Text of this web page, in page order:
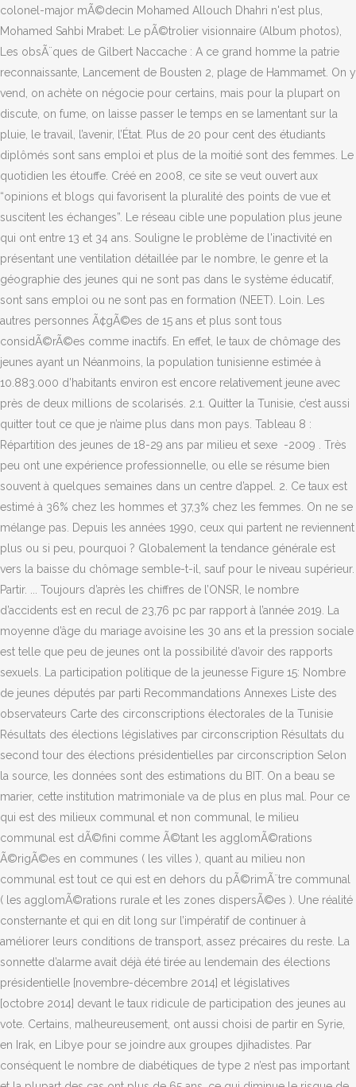
colonel-major mÃ©decin Mohamed Allouch Dhahri n'est plus,
Mohamed Sahbi Mrabet: Le pÃ©trolier visionnaire (Album photos),
Les obsÃ¨ques de Gilbert Naccache : A ce grand homme la patrie
reconnaissante, Lancement de Bousten 2, plage de Hammamet. On y
vend, on achète on négocie pour certains, mais pour la plupart on
discute, on fume, on laisse passer le temps en se lamentant sur la
pluie, le travail, l’avenir, l’État. Plus de 20 pour cent des étudiants
diplômés sont sans emploi et plus de la moitié sont des femmes. Le
quotidien les étouffe. Créé en 2008, ce site se veut ouvert aux
“opinions et blogs qui favorisent la pluralité des points de vue et
suscitent les échanges”. Le réseau cible une population plus jeune
qui ont entre 13 et 34 ans. Souligne le problème de l'inactivité en
présentant une ventilation détaillée par le nombre, le genre et la
géographie des jeunes qui ne sont pas dans le système éducatif,
sont sans emploi ou ne sont pas en formation (NEET). Loin. Les
autres personnes Ã¢gÃ©es de 15 ans et plus sont tous
considÃ©rÃ©es comme inactifs. En effet, le taux de chômage des
jeunes ayant un Néanmoins, la population tunisienne estimée à
10.883.000 d’habitants environ est encore relativement jeune avec
près de deux millions de scolarisés. 2.1. Quitter la Tunisie, c’est aussi
quitter tout ce que je n’aime plus dans mon pays. Tableau 8 :
Répartition des jeunes de 18-29 ans par milieu et sexe -2009
. Très peu ont une expérience professionnelle, ou elle se résume bien souvent à quelques semaines dans un centre d’appel. 2. Ce taux est estimé à 36% chez les hommes et 37,3% chez les femmes. On ne se mélange pas. Depuis les années 1990, ceux qui partent ne reviennent plus ou si peu, pourquoi ? Globalement la tendance générale est vers la baisse du chômage semble-t-il, sauf pour le niveau supérieur. Partir. ... Toujours d’après les chiffres de l’ONSR, le nombre d’accidents est en recul de 23,76 pc par rapport à l’année 2019. La moyenne d’âge du mariage avoisine les 30 ans et la pression sociale est telle que peu de jeunes ont la possibilité d’avoir des rapports sexuels. La participation politique de la jeunesse Figure 15: Nombre de jeunes députés par parti Recommandations Annexes Liste des observateurs Carte des circonscriptions électorales de la Tunisie Résultats des élections législatives par circonscription Résultats du second tour des élections présidentielles par circonscription Selon la source, les données sont des estimations du BIT. On a beau se marier, cette institution matrimoniale va de plus en plus mal. Pour ce qui est des milieux communal et non communal, le milieu communal est dÃ©fini comme Ã©tant les agglomÃ©rations Ã©rigÃ©es en communes ( les villes ), quant au milieu non communal est tout ce qui est en dehors du pÃ©rimÃ¨tre communal ( les agglomÃ©rations rurale et les zones dispersÃ©es ). Une réalité consternante et qui en dit long sur l’impératif de continuer à améliorer leurs conditions de transport, assez précaires du reste. La sonnette d’alarme avait déjà été tirée au lendemain des élections présidentielle [novembre-décembre 2014] et législatives [octobre 2014] devant le taux ridicule de participation des jeunes au vote. Certains, malheureusement, ont aussi choisi de partir en Syrie, en Irak, en Libye pour se joindre aux groupes djihadistes. Par conséquent le nombre de diabétiques de type 2 n’est pas important et la plupart des cas ont plus de 65 ans, ce qui diminue le risque de complications. L’appel du large semble fort et puissant. En attendant, l’un des moyens pour faire baisser la tension reste le café. Le nouveau Premier ministre, enfin un jeune parmi les dinosaures, Découvrez toutes nos offres d'abonnement à partir de 1€, Créez votre compte pour profiter de l'édition abonnés sur le site et les applications. La Tunisie est malade et on ne peut qu’espérer que ceux qui se proposent de la soigner aujourd’hui prennent d’abord la juste mesure du mal qui la ronge. 14 Tunisie en chiffres / Statistiques Tunisie 3 SRT 3.1 Equipements sportifs 2012 2013 2014 Maisons de jeunes 317 320 321 Abonnés 57 447 60 259 64 494 Homme 34 677 36 394 41 176 Femme 22 770 23 865 23 318 Salles de sports 170 177 180 Stades gazonnés 196 200 210 Salles de sports privées 721 748 794 Abonnés 49 457 51 297 53 277 Nous évoquerons ici leur répartition spatiale et catégorielle. hausse de 18,4% en moyenne par an au cours de ces dernières années, passant de 31.400 en 2000 à 102.300 en 2007 et à 128.100 en 2008. La Tunisie risque de subir une troisième vague du coronavirus, au regard du nombre de contaminations en hausse, par la Covid-19, alors que le pays a enregistré vendredi 1569 nouveaux cas positifs. Ce taux est plus élevé de 2 points chez les garçons que chez les filles, soit 68,2 % contre 66,1 %. This is an optional, fully widgetized sidebar. Des citoyens de Dhehiba ont démenti, ce mardi, les rumeurs faisant état de l'enlèvement d'un nombre de jeunes de la ville, par des milices libyennes sur les frontières entre la Tunisie et la Libye. Mais leur pays ne les fait plus rêver. D'ailleurs je remarque qu'entre 2004 et 2009 la somme des inactifs est restÃ©e inchangÃ©e Ã 33% avec plus de 'chÃ´meurs' et moins d''autres inactifs'. La présence des femmes est palpable dans les salons de thé et les cafés chics. Je pose la question à une jeune fille : pourquoi veut-elle aller au Canada alors que la Tunisie ne manque pas d’universités ? Décidément, le nombre de tentatives de suicide et de suicide ne cesse d’augmenter dans toutes les délégations du gouvernorat de Kairouan marqués par un taux de pauvreté et par beaucoup de marginalisation. Dans un premier volet, nous avons évoqué les caratéristiques démographiques et éducationnelles des jeunes tunisiens. Nombre d’utilisateurs d’ Instagram en Tunisie – 2019 Ils ont assuré que les jeunes en question ont été arrêtés par les autorités officielles en Libye et que les tractations vont bon train, avec ces autorités, en vue de les libérer. Cette statistique montre le taux de chômage chez les jeunes en Tunisie de 2008 à 2018. En clair, la nécessité de créer une nouvelle dynamique au sein de la jeunesse tunisienne. En 2013, 110 mille 119 mariages ont été contractés contre 95 mille 336 en 2017, selon l’Institut national de la statistique (INS). Les organisations telles que les scouts tunisiens, les jeunesses scolaires, les associations d’étudiants recrutent un nombre dérisoire de jeunes. Sur la base de quels critÃ¨res est faite la diffÃ©rentiation 'chÃ´meur' et 'autres inactifs'? En 2012 et 2013, 120 000 jeunes de moins de 17 ans ont quitté le système scolaire. Ils avaient ce jour-là préféré se prélasser dans les cafés plutôt que faire la queue devant les urnes. Les plus pauvres ont aussi leurs espaces. C’est me libérer, ici j’étouffe ! En Tunisie, le nombre des mariages décline. de l¶employabilité et de l¶inclusion des jeunes et autres catégories clés de la population sont au cœur des évènements qui ont marqué l¶histoire récente tumultueuse de la Tunisie. Le nombre des diplômés chômeurs de l’enseignement supérieur est estimé en moyenne à 285 400 au deuxième trimestre 2020 contre 258 600 au premier trimestre 2020, soit une augmentation de 26 800. News de Tunisie. Les Ã©lÃ¨ves et les Ã©tudiants sont considÃ©rÃ©s automatiquement inactifs. Le taux de chômage chez les jeunes s’élève à 36,1%. As is the rest of the menu, the sidebar too La démographie de la Tunisie se caractérise par l'uniformité de la population en matière de composantes culturelles ou religieuses. Je veux y aller car je suis sûre que j’aurai un diplôme qui pourra me procurer un emploi. J'aurais deux questions svp: Il hypnotise le plus grand nombre et on ne sait comment l’expliquer ni comment l’endiguer. Un jeune homme a été décapité dimanche dans la région de Kasserine, dans le centre de la Tunisie. Il y a un vrai problème de marginalisation et de déscolarisation en Tunisie. Non pas celle que les psychiatres ont l’habitude de soigner mais une forme plus pernicieuse du mal qui paralyse la décision, immobilise le rêve, remplit l’âme non pas de tristesse mais d’apathie et en même temps fait que la seule jouissance n’est plus de se réaliser pour soi mais pour se montrer au groupe. Il est certain que des années d’enseignement bâclé et de programmes mal ficelés y sont pour quelque chose. Comment rompre avec ce cercle vicieux qui prive chaque année la Tunisie de la crème de ses enfants, qui part servir et enrichir d’autres pays ? En réalité, les jeunes Tunisiens, pour une bonne part, souffrent d’une forme de dépression. Des jeunes chiliens passent devant un graffiti en référence au référendum du 25 octobre visant à modifier la constitution du pays, à Santiago le 21 octobre 2020. Découvrez tous nos hors-séries, livres, DVD, accessoires, produits... Créez votre compte pour accéder à l'édition abonnés. En 2017, le taux de chômage chez les jeunes tunisiens était estimé à environ 35 %. 14 Tunisie en chiffres / Statistiques Tunisie Tunisie en chiffres / Statistiques Tunisie 3 SRT 3.1 Equipements sportifs 2015 2016 2017 Maisons de jeunes 327 335 344 Abonnés 69 440 118 081 120 371 Homme 41 967 69 741 41 895 Femme 27 473 48 340 78 476 Salles de sports 193 205 224 Stades gazonnés 231 256 277 Salles de sports privées 889 889 1 157 En réalité, les jeunes Tunisiens, pour une bonne part, souffrent d’une forme de dépression. Néanmoins, le départ reste de loin la voie rêvée pour s’échapper de cette prison sans murs qu’est devenu le pays. Dans les grandes villes, beaucoup, à les écouter, ont le niveau de la licence ou du master. En Tunisie, le taux de chômage des jeunes de 15 à 35 ans est très élevé, se situant autour de 35 pour cent, chez les diplômés du supérieur des régions de l’intérieur et en milieu rural, ce qui pousse un nombre important à l’exode et à l’émigration souvent au péril de leur vie. Les jeunes sans emploi, Pour emporter Leaders partout avec vous, vous pouvez tÃ©lÃ©charger nos applications gratuites sur le Â« store Â» de votre appareil. La sexualité est aussi un autre problème. Mais là, point de femmes, uniquement des hommes. Est ce qu'elles rentrent dans la case 'chomeur'? Pour l’étranger visitant la Tunisie, il ne peut qu’être surpris par ce pays dont une bonne partie de la population [les 15-29 ans représentent près de 30 % de la population] est figée, immobile. Leaders NÂ° 116 - Janvier 2021 : En kiosque. La situation actuelle du marché de l’emploi et du chômage en Tunisie est extrêmement inquiétante. L'analyse dresse un portrait de la jeunesse largement marginalisé et économiquement exclue de la Tunisie. Beaucoup parmi les jeunes qui caressent le rêve de partir ailleurs sont issus de familles aisées et ne souffrent pas financièrement. Pas seulement en direction des pays riches. Dans les cafés des milieux ruraux, les tranches d’âge se mélangent, les conditions sociales aussi. La prochaine révolte sera celle de l’eau, Tunisie. La Fondation européenne pour la formation (ETF), en tant qu¶agence de l¶Union européenne (UE) D’autres jeunes sont venus s’associer au débat. Des écoles qui n’éduquent plus et où désormais on n’apprend plus grand-chose, des rues sales et hideuses où la violence du langage côtoie l’incivisme des passants, des administrations inopérantes ou le simple fait de s’y rendre nécessite un courage infini, une absence flagrante d’espaces où le jeune peut prendre plaisir à y être et à se développer quand il ne s’ag